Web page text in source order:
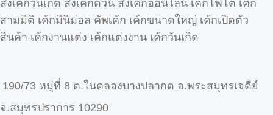
สั่งเค้กวันเกิด สั่งเค้กด่วน สั่งเค้กออนไลน์ เค้กโฟโต้ เค้ก
สามมิติ เค้กมินิม่อล คัพเค้ก เค้กขนาดใหญ่ เค้กเปิดตัว
สินค้า เค้กงานแต่ง เค้กแต่งงาน เค้กวันเกิด
190/73 หมู่ที่ 8 ต.ในคลองบางปลากด อ.พระสมุทรเจดีย์
จ.สมุทรปราการ 10290